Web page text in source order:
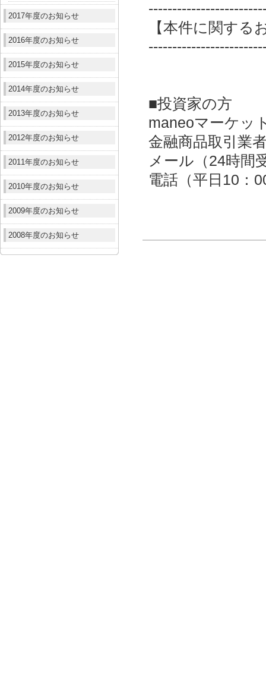
2017年度のお知らせ
2016年度のお知らせ
2015年度のお知らせ
2014年度のお知らせ
2013年度のお知らせ
2012年度のお知らせ
2011年度のお知らせ
2010年度のお知らせ
2009年度のお知らせ
2008年度のお知らせ
【本件に関する
■投資家の方
maneoマーケッ
金融商品取引業
メール（24時間
電話（平日10：